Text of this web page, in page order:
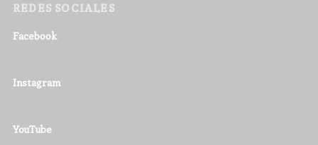
REDES SOCIALES
Facebook
Instagram
YouTube